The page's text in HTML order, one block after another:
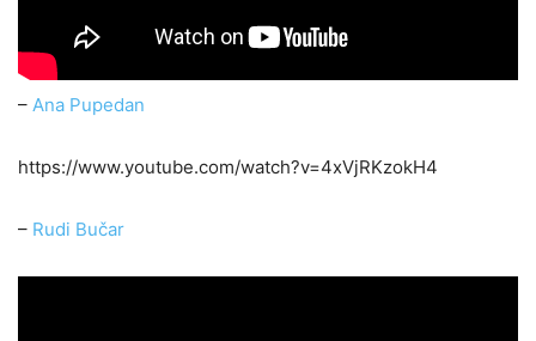
– Ana Pupedan
https://www.youtube.com/watch?v=4xVjRKzokH4
– Rudi Bučar